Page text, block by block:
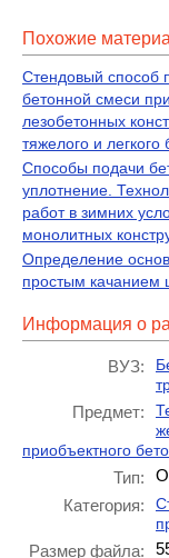
Похожие
Стендовый способ
бетонной смеси
лезобетонных
тяжелого и
Способы подачи
уплотнение.
работ в зимних
монолитных
Определение
простым качанием
Информация о
ВУЗ:
Предмет:
приобъектного
Тип:
Категория:
Размер файла: